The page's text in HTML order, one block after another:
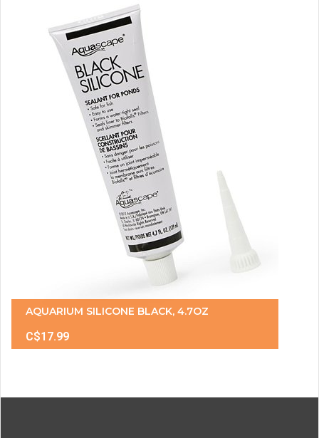
AQUARIUM SILICONE BLACK, 4.7OZ
C$17.99